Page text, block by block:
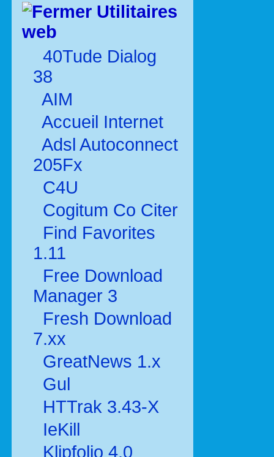
Utilitaires
web
40Tude Dialog
38
AIM
Accueil Internet
Adsl Autoconnect
205Fx
C4U
Cogitum Co Citer
Find Favorites
1.11
Free Download
Manager 3
Fresh Download
7.xx
GreatNews 1.x
Gul
HTTrak 3.43-X
IeKill
Klipfolio 4.0